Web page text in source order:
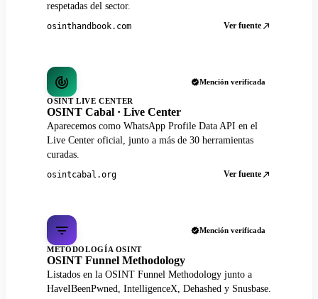
respetadas del sector.
osinthandbook.com Ver fuente
Mención verificada
OSINT LIVE CENTER
OSINT Cabal · Live Center
Aparecemos como WhatsApp Profile Data API en el
Live Center oficial, junto a más de 30 herramientas
curadas.
osintcabal.org Ver fuente
Mención verificada
METODOLOGÍA OSINT
OSINT Funnel Methodology
Listados en la OSINT Funnel Methodology junto a
HaveIBeenPwned, IntelligenceX, Dehashed y Snusbase.